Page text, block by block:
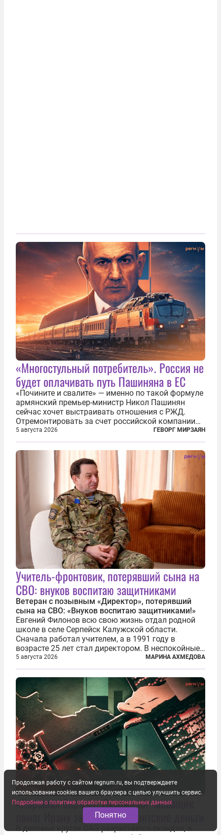
«Многостульный потребитель». Россия не
будет оплачивать путь Пашиняна в ЕС
«Почините и свалите» — именно по такой формуле
армянский премьер-министр Никол Пашинян
сейчас хочет выстраивать отношения с РЖД.
Отремонтировать за счет российской компании
железнодорожную инфраструктуру в районе
прохождения TRIPP (коридора, который должен
связать Азербайджан и Турцию через...
5 августа 2026 ГЕВОРГ МИРЗАЯН
Учитель-фронтовик, потерявший сына на
СВО: внуков воспитаю защитниками
Ветеран с позывным «Директор», потерявший
сына на СВО: «Внуков воспитаю защитниками!»
Евгений Филонов всю свою жизнь отдал родной
школе в селе Серпейск Калужской области.
Сначала работал учителем, а в 1991 году в
возрасте 25 лет стал директором. В неспокойные
90-е он сумел спасти школу от закрытия и со
временем сделал ее лучшей в районе. В 2023 году
в возрасте 57 лет вслед за сыном...
5 августа 2026 МАРИНА АХМЕДОВА
«Хорошая биржа». Скромный часовщик
помог Ирану заработать гигантские деньги
Продолжая работу с сайтом regnum.ru, вы подтверждаете
использование cookies вашего браузера с целью улучшить сервис.
Подробнее о политике обработки персональных данных
Понятно